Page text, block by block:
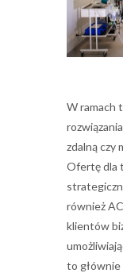
W ramach
zdalną czy
Ofertę dla
również
klientów
to